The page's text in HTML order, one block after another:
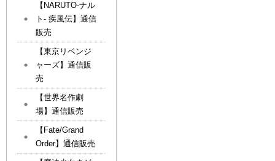
【NARUTO-ナル
ト- 疾風伝】通信
販売
【東京リベンジ
ャーズ】通信販
売
【世界名作劇
場】通信販売
【Fate/Grand
Order】通信販売